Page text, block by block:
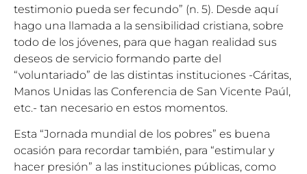
testimonio pueda ser fecundo” (n. 5). Desde aquí
hago una llamada a la sensibilidad cristiana, sobre
todo de los jóvenes, para que hagan realidad sus
deseos de servicio formando parte del
“voluntariado” de las distintas instituciones -Cáritas,
Manos Unidas las Conferencia de San Vicente Paúl,
etc.- tan necesario en estos momentos.
Esta “Jornada mundial de los pobres” es buena
ocasión para recordar también, para “estimular y
hacer presión” a las instituciones públicas, como